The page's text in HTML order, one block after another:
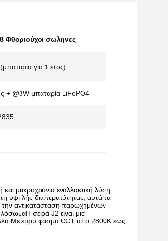
Φθοριούχοι σωλήνες
για 1 έτος)
+ @3W μπαταρία LiFePO4
μακροχρόνια εναλλακτική λύση
υψηλής διαπερατότητας, αυτά τα
αντικατάσταση παρωχημένων
σειρά J2 είναι μια
ευρύ φάσμα CCT από 2800K έως